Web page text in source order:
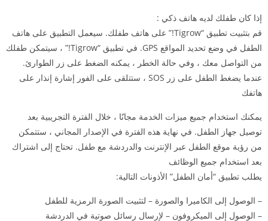
إذا كان طفلك لديه هاتف ذكي :
قم بتثبيت تطبيق “Tigrow!” على هاتف طفلك. سيعمل التطبيق على هاتف
الطفل في وضع تحديد المواقع GPS. في تطبيق “Tigrow!” ، سيتمكن طفلك
من التواصل معك ، وفي حالة الخطر ، يمكنه الضغط على زر الطوارئ.
عندما يضغط الطفل على زر SOS ، ستتلقى على الفور إشارة إنذار على
هاتفك
يمكنك استخدام جميع ميزات الخدمة مجانًا ، خلال الفترة التجريبية بعد
توصيل جهاز الطفل. في نهاية هذه الفترة في الإصدار المجاني ، ستتمكن
من رؤية موقع الطفل عبر الإنترنت والدردشة مع طفل. تحتاج إلى اشتراك
بعد استخدام جميع الوظائف
يطلب تطبيق “أمان الطفل” الأذونات التالية:
– الوصول إلى الكاميرا والصورة – لتثبيت الصورة الرمزية للطفل
– الوصول إلى الميكروفون – لإرسال رسائل صوتية في الدردشة